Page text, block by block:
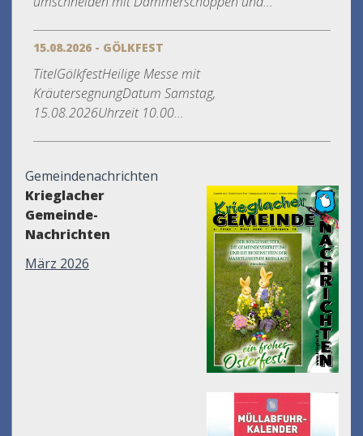
15.08.2026 - GÖLKFEST
TitelGölkfestHeilige Messe mit
KräutersegnungDatum Samstag,
15.08.2026Uhrzeit 10.00...
Gemeindenachrichten
Krieglacher
Gemeinde-
Nachrichten
März 2026